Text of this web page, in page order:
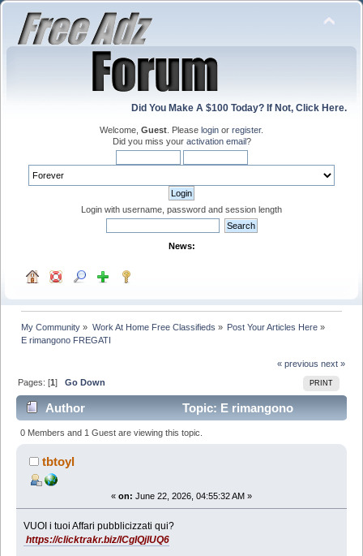
Did You Make A $100 Today? If Not, Click Here.
Welcome, Guest . Please login or register.
Did you miss your activation email?
Login with username, password and session length
News:
My Community » Work At Home Free Classifieds » Post Your Articles Here»
E rimangono FREGATI
« previous next »
PRINT
Pages: [1]Go Down
Author
Topic: E rimangono
FREGATI (Read 440 times)
0 Members and 1 Guest are viewing this topic.
tbtoyl
« on: June 22, 2026, 04:55:32 AM »
VUOI i tuoi Affari pubblicizzati qui?
https://clicktrakr.biz/lCgIQjlUQ6